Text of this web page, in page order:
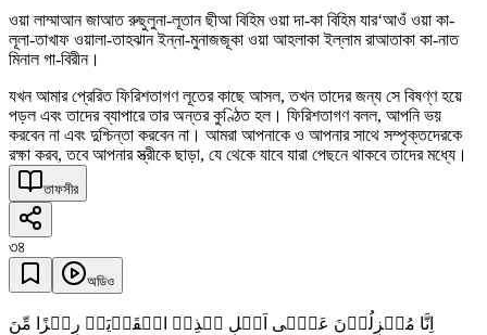
ওয়া লাম্মাআন জাআত রুছুলুনা-লূতান ছীআ বিহিম ওয়া দা-কা বিহিম যার‘আওঁ ওয়া কা-
লূলা-তাখাফ ওয়ালা-তাহঝান ইন্না-মুনাজজূকা ওয়া আহলাকা ইল্লাম রাআতাকা কা-নাত
মিনাল গা-বিরীন।
যখন আমার প্রেরিত ফিরিশতাগণ লূতের কাছে আসল, তখন তাদের জন্য সে বিষণ্ণ হয়ে
পড়ল এবং তাদের ব্যাপারে তার অন্তর কুণ্ঠিত হল। ফিরিশতাগণ বলল, আপনি ভয়
করবেন না এবং দুশ্চিন্তা করবেন না। আমরা আপনাকে ও আপনার সাথে সম্পৃক্তদেরকে
রক্ষা করব, তবে আপনার স্ত্রীকে ছাড়া, যে থেকে যাবে যারা পেছনে থাকবে তাদের মধ্যে।
তাফসীর
৩৪
অডিও
اِنَّا مُنۡزِلُوۡنَ عَلٰۤی اَہۡلِ ہٰذِہِ الۡقَرۡیَۃِ رِجۡزًا مِّنَ